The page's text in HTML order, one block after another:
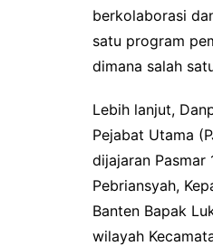
berkolaborasi
satu program
dimana salah
Lebih lanjut,
Pejabat Utama
dijajaran Pasmar
Pebriansyah,
Banten Bapak
wilayah